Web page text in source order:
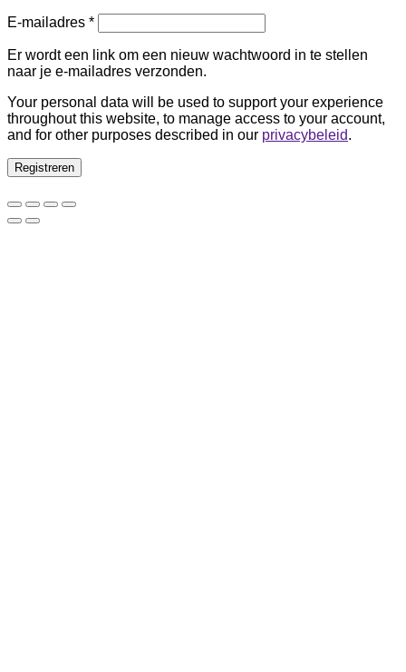
E-mailadres *Vereist
Er wordt een link om een nieuw wachtwoord in te stellen
naar je e-mailadres verzonden.
Your personal data will be used to support your experience
throughout this website, to manage access to your account,
and for other purposes described in our privacybeleid.
Registreren